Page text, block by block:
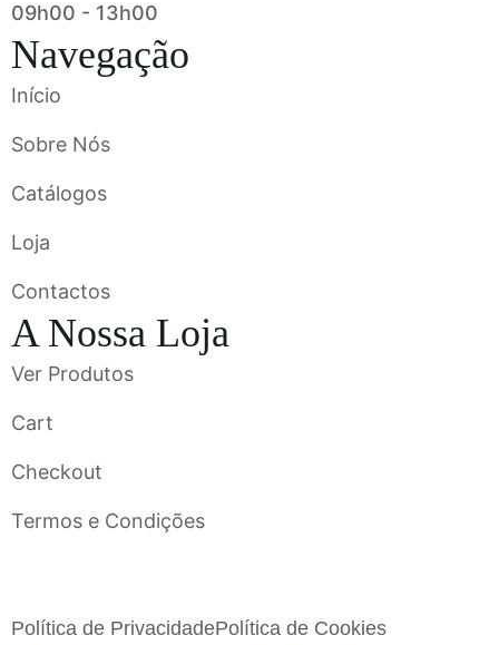
09h00 - 13h00
Navegação
Início
Sobre Nós
Catálogos
Loja
Contactos
A Nossa Loja
Ver Produtos
Cart
Checkout
Termos e Condições
Política de PrivacidadePolítica de Cookies